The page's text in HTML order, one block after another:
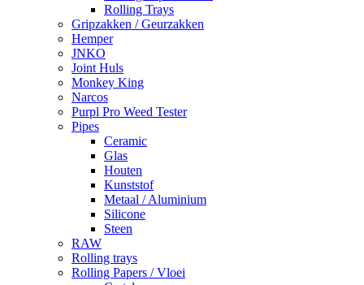
Rolling Trays
Gripzakken / Geurzakken
Hemper
JNKO
Joint Huls
Monkey King
Narcos
Purpl Pro Weed Tester
Pipes
Ceramic
Glas
Houten
Kunststof
Metaal / Aluminium
Silicone
Steen
RAW
Rolling trays
Rolling Papers / Vloei